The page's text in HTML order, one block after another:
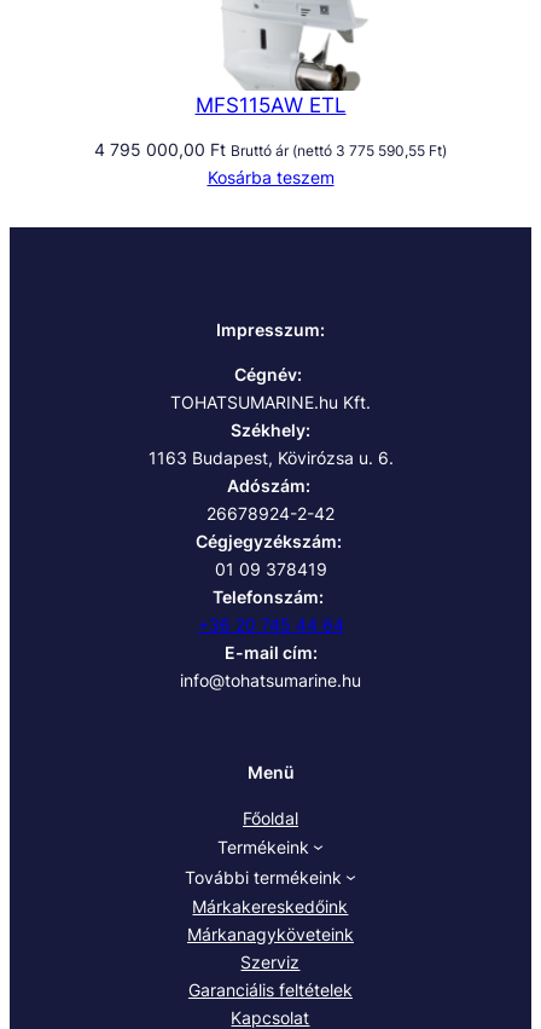
MFS115AW ETL
4 795 000,00 Ft Bruttó ár (nettó 3 775 590,55 Ft)
Kosárba teszem
Impresszum:
Cégnév:
TOHATSUMARINE.hu Kft.
Székhely:
1163 Budapest, Kövirózsa u. 6.
Adószám:
26678924-2-42
Cégjegyzékszám:
01 09 378419
Telefonszám:
+36 20 745 44 64
E-mail cím:
info@tohatsumarine.hu
Menü
Főoldal
Termékeink
További termékeink
Márkakereskedőink
Márkanagyköveteink
Szerviz
Garanciális feltételek
Kapcsolat